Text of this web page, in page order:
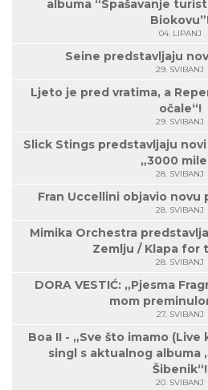
albuma “Spašavanje
04. LIPANJ
Seine predstavljaju
29. SVIBANJ
Ljeto je pred vratima, a
očale“!
29. SVIBANJ
Slick Stings predstavljaju
„3000
28. SVIBANJ
Fran Uccellini objavio novu
28. SVIBANJ
Mimika Orchestra
Zemlju / Klapa for
28. SVIBANJ
DORA VESTIĆ: „Pjesma
mom
27. SVIBANJ
Boa II - „Sve što imamo
singl s aktualnog albuma
Šibenik“!
20. SVIBANJ